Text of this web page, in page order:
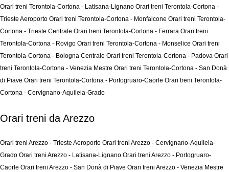
Orari treni Terontola-Cortona - Latisana-Lignano Orari treni Terontola-Cortona -
Trieste Aeroporto Orari treni Terontola-Cortona - Monfalcone Orari treni Terontola-
Cortona - Trieste Centrale Orari treni Terontola-Cortona - Ferrara Orari treni
Terontola-Cortona - Rovigo Orari treni Terontola-Cortona - Monselice Orari treni
Terontola-Cortona - Bologna Centrale Orari treni Terontola-Cortona - Padova Orari
treni Terontola-Cortona - Venezia Mestre Orari treni Terontola-Cortona - San Donà
di Piave Orari treni Terontola-Cortona - Portogruaro-Caorle Orari treni Terontola-
Cortona - Cervignano-Aquileia-Grado
Orari treni da Arezzo
Orari treni Arezzo - Trieste Aeroporto Orari treni Arezzo - Cervignano-Aquileia-
Grado Orari treni Arezzo - Latisana-Lignano Orari treni Arezzo - Portogruaro-
Caorle Orari treni Arezzo - San Donà di Piave Orari treni Arezzo - Venezia Mestre